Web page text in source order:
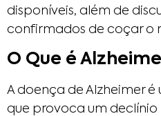
disponíveis, além de
confirmados de coçar o
O Que é
A doença de Alzheimer
que provoca um declínio